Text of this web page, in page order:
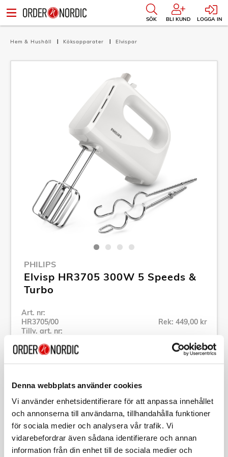
Denna webbplats använder cookies
Vi använder enhetsidentifierare för att anpassa innehållet
och annonserna till användarna, tillhandahålla funktioner
för sociala medier och analysera vår trafik. Vi
vidarebefordrar även sådana identifierare och annan
information från din enhet till de sociala medier och
SÖK BLI KUND LOGGA IN
Hem & Hushåll Köksapparater Elvispar
PHILIPS
Elvisp HR3705 300W 5 Speeds &
Turbo
Art. nr:
HR3705/00
Tillv. art. nr:
Rek: 449,00 kr
Se alla produkter inom Philips
Beskrivning
Art. nr:HR3705/00